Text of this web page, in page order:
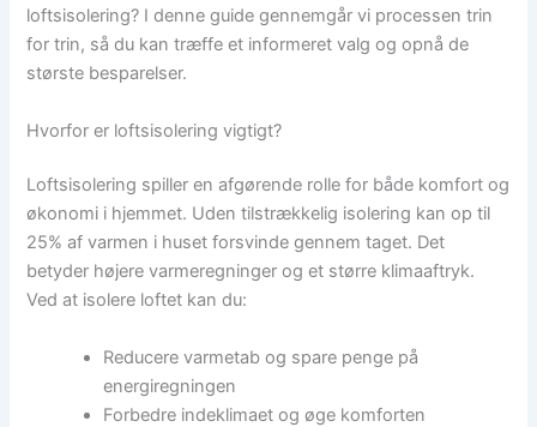
loftsisolering? I denne guide gennemgår vi processen trin
for trin, så du kan træffe et informeret valg og opnå de
største besparelser.
Hvorfor er loftsisolering vigtigt?
Loftsisolering spiller en afgørende rolle for både komfort og
økonomi i hjemmet. Uden tilstrækkelig isolering kan op til
25% af varmen i huset forsvinde gennem taget. Det
betyder højere varmeregninger og et større klimaaftryk.
Ved at isolere loftet kan du:
Reducere varmetab og spare penge på
energiregningen
Forbedre indeklimaet og øge komforten